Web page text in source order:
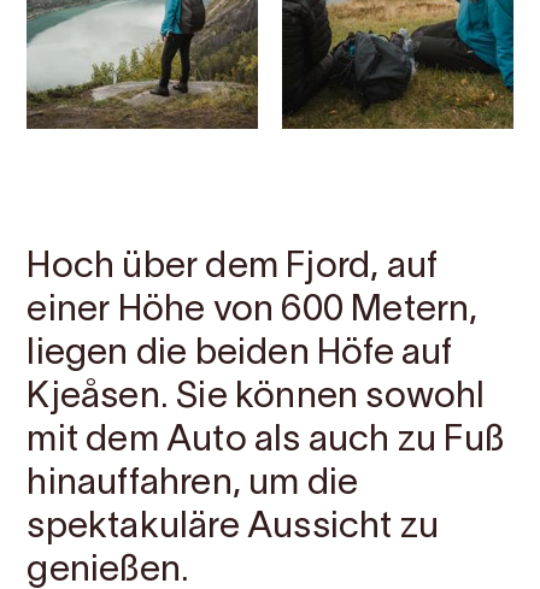
Hoch über dem Fjord, auf
einer Höhe von 600 Metern,
liegen die beiden Höfe auf
Kjeåsen. Sie können sowohl
mit dem Auto als auch zu Fuß
hinauffahren, um die
spektakuläre Aussicht zu
genießen.